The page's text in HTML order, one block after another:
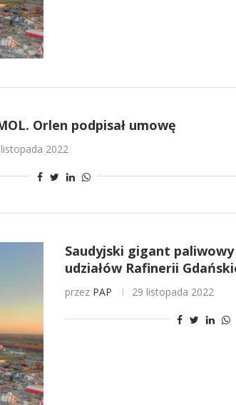
Orlen podpisał umowę
2022
Saudyjski gigant
udziałów Rafinerii
przez PAP 29 listopada 2022